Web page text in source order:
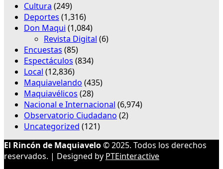
Cultura (249)
Deportes (1,316)
Don Maqui (1,084)
Revista Digital (6)
Encuestas (85)
Espectáculos (834)
Local (12,836)
Maquiavelando (435)
Maquiavélicos (28)
Nacional e Internacional (6,974)
Observatorio Ciudadano (2)
Uncategorized (121)
El Rincón de Maquiavelo© 2025. Todos los derechos
reservados. | Designed by PTEinteractive